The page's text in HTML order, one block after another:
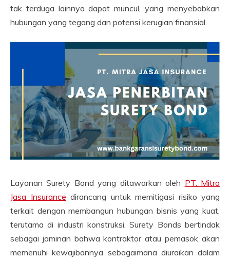
tak terduga lainnya dapat muncul, yang menyebabkan
hubungan yang tegang dan potensi kerugian finansial.
Layanan Surety Bond yang ditawarkan oleh PT. Mitra
Jasa Insurance dirancang untuk memitigasi risiko yang
terkait dengan membangun hubungan bisnis yang kuat,
terutama di industri konstruksi. Surety Bonds bertindak
sebagai jaminan bahwa kontraktor atau pemasok akan
memenuhi kewajibannya sebagaimana diuraikan dalam